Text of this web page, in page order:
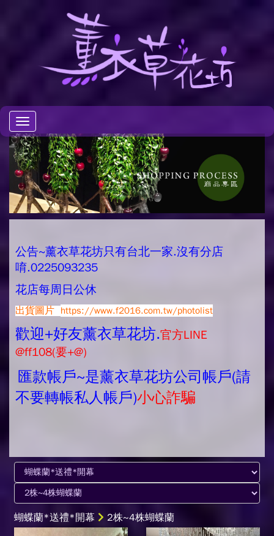
Toggle
navigation
公告~薰衣草花坊只有台北一家.沒有分店
唷.0225093235
花店每周日公休
出貨圖片 https://www.f2016.com.tw/photolist
歡迎+好友薰衣草花坊.官方LINE
@ff108(要+@)
匯款帳戶~是薰衣草花坊公司帳戶(請
不要轉帳私人帳戶)小心詐騙
蝴蝶蘭*送禮*開幕 2株~4株蝴蝶蘭